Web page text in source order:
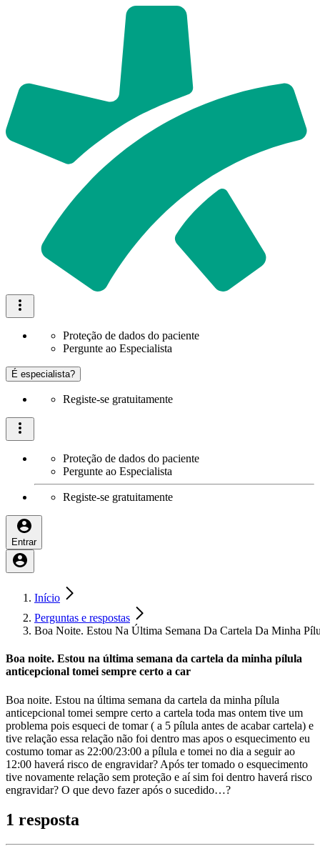
Proteção de dados do paciente
Pergunte ao Especialista
É especialista?
Registe-se gratuitamente
Proteção de dados do paciente
Pergunte ao Especialista
Registe-se gratuitamente
Entrar
Início
Perguntas e respostas
Boa Noite. Estou Na Última Semana Da Cartela Da Minha
Boa noite. Estou na última semana da cartela da minha pílula
anticepcional tomei sempre certo a car
Boa noite. Estou na última semana da cartela da minha pílula
anticepcional tomei sempre certo a cartela toda mas ontem tive um
problema pois esqueci de tomar ( a 5 pílula antes de acabar cartela) e
tive relação essa relação não foi dentro mas apos o esquecimento eu
costumo tomar as 22:00/23:00 a pílula e tomei no dia a seguir ao
12:00 haverá risco de engravidar? Após ter tomado o esquecimento
tive novamente relação sem proteção e aí sim foi dentro haverá risco
engravidar? O que devo fazer após o sucedido…?
1 resposta